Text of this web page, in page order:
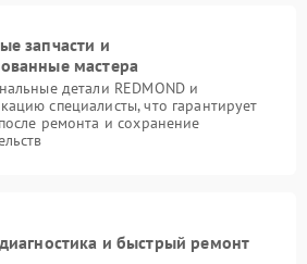
запчасти и
мастера
детали REDMOND и
специалисты, что гарантирует
ремонта и сохранение
и быстрый ремонт